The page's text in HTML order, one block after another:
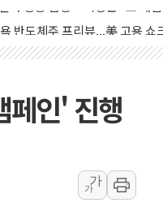
반도체주 프리뷰...美 고용 쇼
, 美 고용 쇼크에 금리 인상 우
파 3개국, 공동방위협정 체결
특징주...아틀라시안·클라우
려야"…파월 때와 달리 워시엔 톤
포항시 정책특보 내정설...포항
페인' 진행
가
가